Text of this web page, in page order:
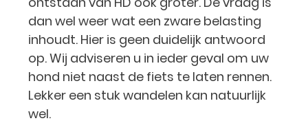
dan wel weer wat een zware belasting
inhoudt. Hier is geen duidelijk antwoord
op. Wij adviseren u in ieder geval om uw
hond niet naast de fiets te laten rennen.
Lekker een stuk wandelen kan natuurlijk
wel.